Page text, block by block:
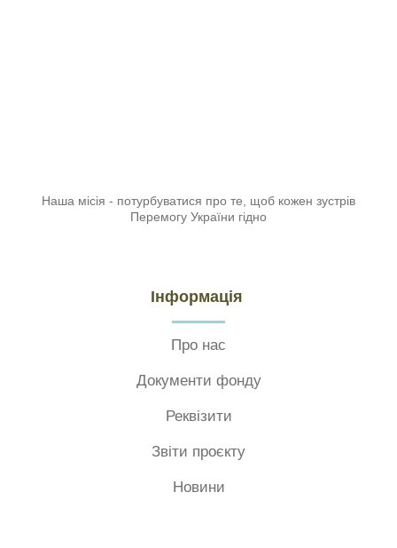
Наша місія - потурбуватися про те, щоб кожен зустрів
Перемогу України гідно
Інформація
Про нас
Документи фонду
Реквізити
Звіти проєкту
Новини